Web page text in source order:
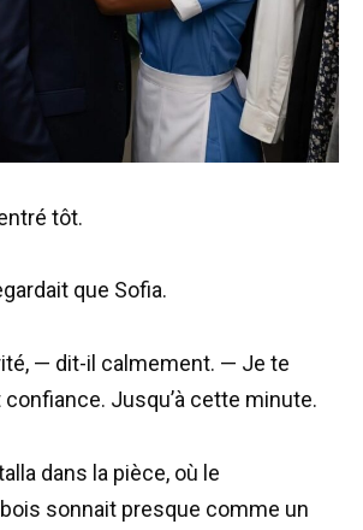
tôt.
que Sofia.
— dit-il calmement. — Je te
Jusqu’à cette minute.
dans la pièce, où le
sonnait presque comme un